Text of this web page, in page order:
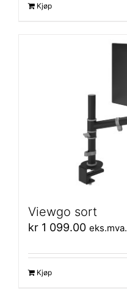
Kjøp
Viewgo sort
kr 1 099.00 eks.mva.
Kjøp